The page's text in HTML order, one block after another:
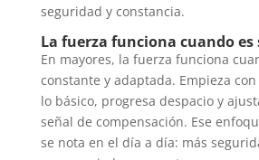
seguridad y constancia.
La fuerza funciona cuando es
En mayores, la fuerza funciona
constante y adaptada. Empieza
lo básico, progresa despacio y
señal de compensación. Ese
se nota en el día a día: más